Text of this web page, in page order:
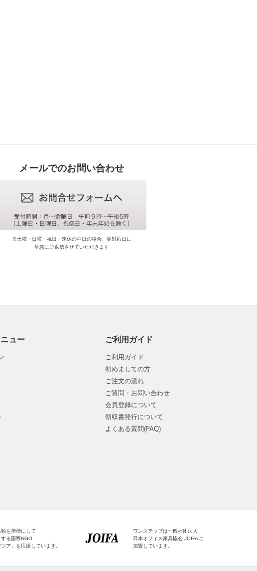
メールでのお問い合わせ
※土曜・日曜・祝日・連休の中日の場合、翌対応日に
早急にご返信させていただきます
ュー ご利用ガイド
ご利用ガイド
初めましての方
ご注文の流れ
ご質問・お問い合わせ
会員登録について
領収書発行について
よくある質問(FAQ)
を指標にして
る国際NGO
ア」を応援しています。
ワンステップは一般社団法人
日本オフィス家具協会 JOIFAに
加盟しています。